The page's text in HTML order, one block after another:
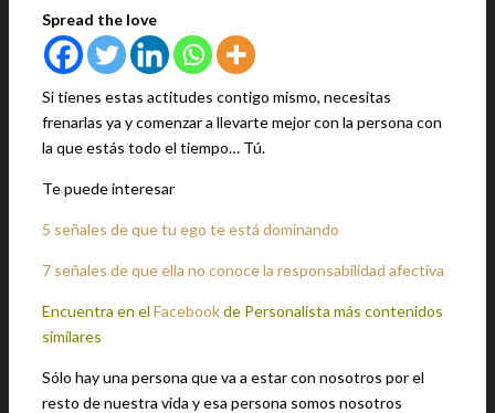
Spread the love
Si tienes estas actitudes contigo mismo, necesitas
frenarlas ya y comenzar a llevarte mejor con la persona con
la que estás todo el tiempo… Tú.
Te puede interesar
5 señales de que tu ego te está dominando
7 señales de que ella no conoce la responsabilidad afectiva
Encuentra en el Facebookde Personalista más contenidos
similares
Sólo hay una persona que va a estar con nosotros por el
resto de nuestra vida y esa persona somos nosotros